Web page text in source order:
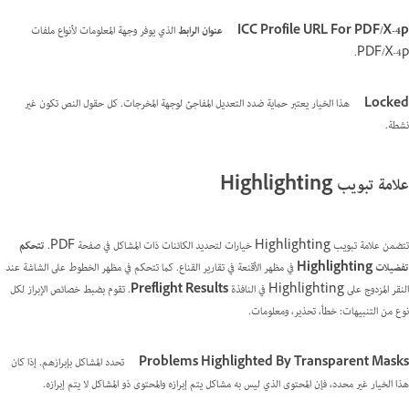
ICC Profile URL For PDF/X-4p عنوان الرابطالذي يوفر وجهة المعلومات لأنواع ملفات
PDF/X-4p.
Locked
هذا الخيار يعتبر حماية ضدد التعديل المفاجئ لوجهة المخرجات. كل حقول النص تكون غير
نشطة.
علامة تبويب Highlighting
تتضمن علامة تبويب Highlighting خيارات لتحديد الكائنات ذات المشاكل في صفحة PDF.
تتحكم
تفضيلات Highlighting
في مظهر الأقنعة في تقارير القناع. كما تتحكم في مظهر الخطوط على الشاشة عند
النقر المزدوج على Highlighting في النافذة
Preflight Results. تقوم بضبط خصائص الإبراز لكل
نوع من التنبيهات: خطأ، تحذير، ومعلومات.
Problems Highlighted By Transparent Masks
تحدد المشاكل بإبرازهم. إذا كان
هذا الخيار غير محدد، فإن المحتوى الذي ليس به مشاكل يتم إبرازه والمحتوى ذو المشاكل لا يتم إبرازه.